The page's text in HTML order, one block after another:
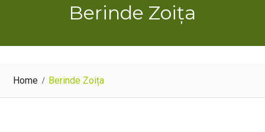
Berinde Zoița
Home Berinde Zoița